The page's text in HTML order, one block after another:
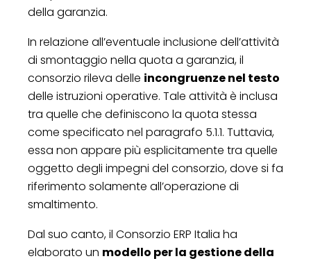
della garanzia.
In relazione all’eventuale inclusione dell’attività
di smontaggio nella quota a garanzia, il
consorzio rileva delle incongruenze nel testo
delle istruzioni operative. Tale attività è inclusa
tra quelle che definiscono la quota stessa
come specificato nel paragrafo 5.1.1. Tuttavia,
essa non appare più esplicitamente tra quelle
oggetto degli impegni del consorzio, dove si fa
riferimento solamente all’operazione di
smaltimento.
Dal suo canto, il Consorzio ERP Italia ha
elaborato un modello per la gestione della